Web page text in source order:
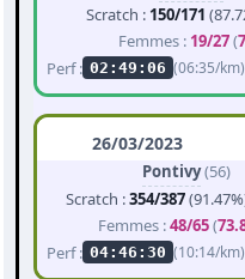
Scratch : 150/171
Femmes : 19/27(
Perf : 02:49:06 (06:35/km)
26/03/2023
Pontivy(56)
Scratch :354/387
Femmes :48/65(
Perf : 04:46:30 (10:14/km)